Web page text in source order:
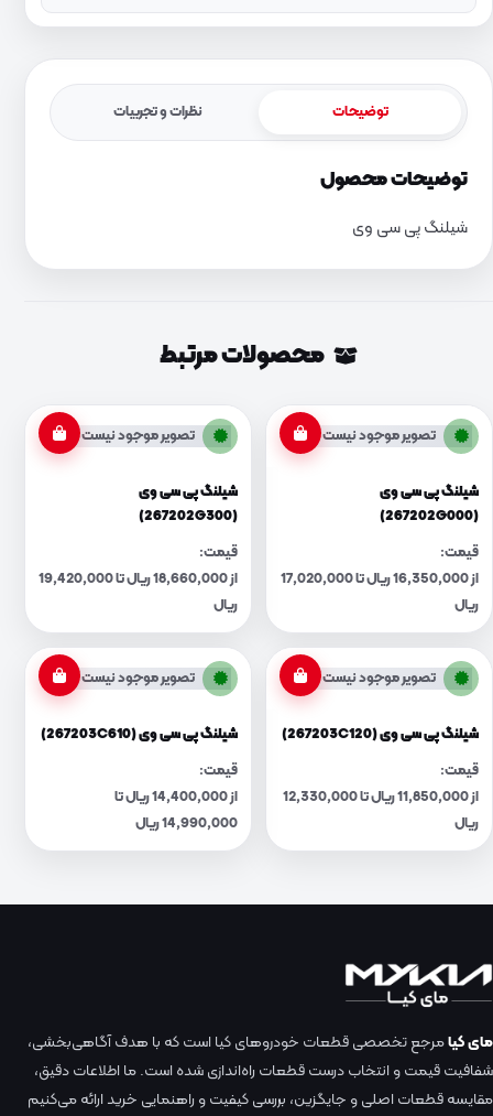
توضیحات نظرات و تجربیات
توضیحات محصول
شیلنگ پی سی وی
محصولات مرتبط
تصویر موجود نیست
شیلنگ پی سی وی
(267202G000)
قیمت:
از 16,350,000 ریال تا 17,020,000
ریال
تصویر موجود نیست
شیلنگ پی سی وی
(267202G300)
قیمت:
از 18,660,000 ریال تا 19,420,000
ریال
تصویر موجود نیست
شیلنگ پی سی وی (267203C120)
قیمت:
از 11,850,000 ریال تا 12,330,000
ریال
تصویر موجود نیست
شیلنگ پی سی وی (267203C610)
قیمت:
از 14,400,000 ریال تا
14,990,000 ریال
مای کیامرجع تخصصی قطعات خودروهای کیا است که با هدف آگاهی‌بخشی،
شفافیت قیمت و انتخاب درست قطعات راه‌اندازی شده است. ما اطلاعات دقیق،
مقایسه قطعات اصلی و جایگزین، بررسی کیفیت و راهنمایی خرید ارائه می‌کنیم